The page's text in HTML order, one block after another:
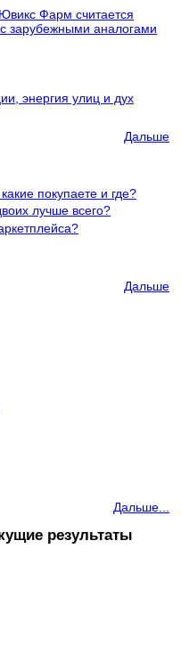
Фарм считается
зарубежными аналогами
энергия улиц и дух
Дальше
покупаете и где?
лучше всего?
Дальше
Дальше...
результаты